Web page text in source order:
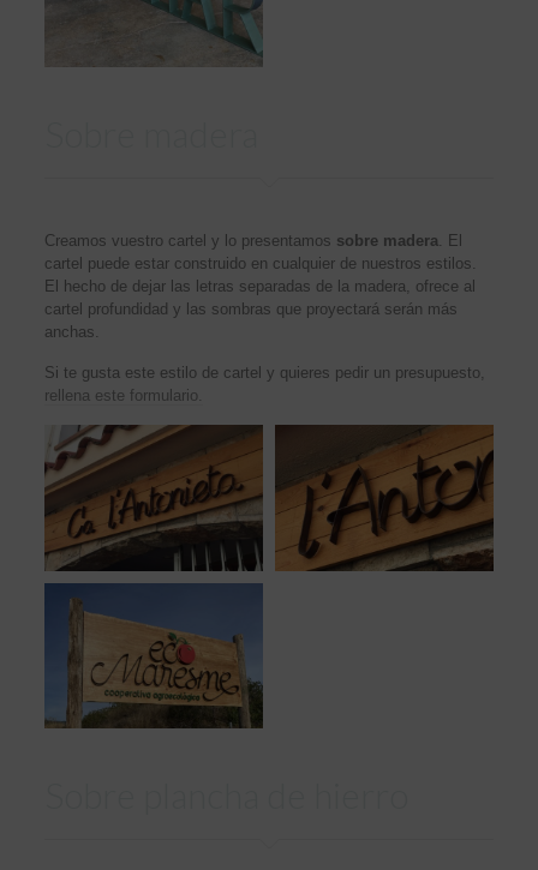
Creamos vuestro cartel y lo presentamos sobre madera . El
cartel puede estar construido en cualquier de nuestros estilos.
El hecho de dejar las letras separadas de la madera, ofrece al
cartel profundidad y las sombras que proyectará serán más
anchas.
Si te gusta este estilo de cartel y quieres pedir un presupuesto,
rellena este formulario.